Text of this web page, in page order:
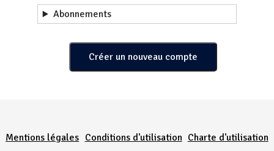
Abonnements
Mentions légales Conditions d'utilisation Charte d'utilisation